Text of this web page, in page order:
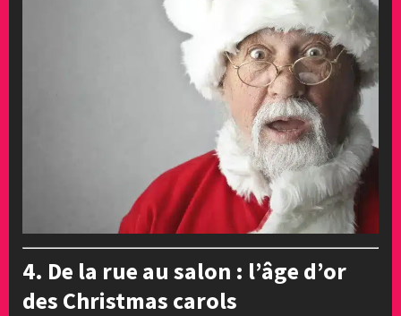
4. De la rue au salon : l’âge d’or
des Christmas carols